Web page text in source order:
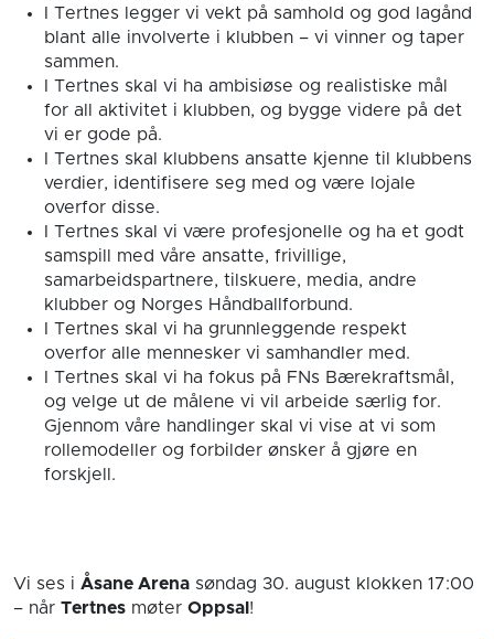
I Tertnes legger vi vekt på samhold og god lagånd
blant alle involverte i klubben – vi vinner og taper
sammen.
I Tertnes skal vi ha ambisiøse og realistiske mål
for all aktivitet i klubben, og bygge videre på det
vi er gode på.
I Tertnes skal klubbens ansatte kjenne til klubbens
verdier, identifisere seg med og være lojale
overfor disse.
I Tertnes skal vi være profesjonelle og ha et godt
samspill med våre ansatte, frivillige,
samarbeidspartnere, tilskuere, media, andre
klubber og Norges Håndballforbund.
I Tertnes skal vi ha grunnleggende respekt
overfor alle mennesker vi samhandler med.
I Tertnes skal vi ha fokus på FNs Bærekraftsmål,
og velge ut de målene vi vil arbeide særlig for.
Gjennom våre handlinger skal vi vise at vi som
rollemodeller og forbilder ønsker å gjøre en
forskjell.
Vi ses i Åsane Arena søndag 30. august klokken 17:00
– når Tertnes møter Oppsal !